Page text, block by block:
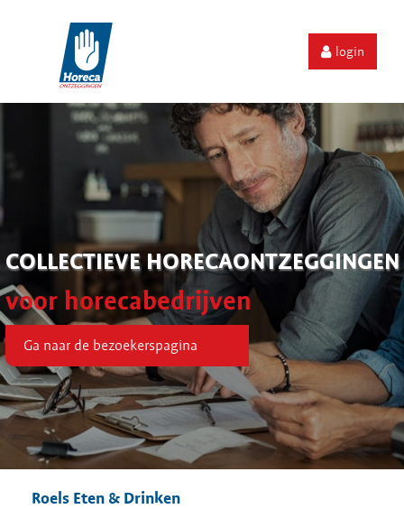
login
COLLECTIEVE HORECAONTZEGGINGEN
voor horecabedrijven
Ga naar de bezoekerspagina
Roels Eten & Drinken